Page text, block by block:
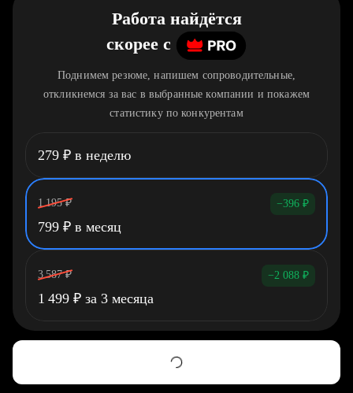
Работа найдётся
скорее c
Поднимем резюме, напишем сопроводительные,
откликнемся за вас в выбранные компании и покажем
статистику по конкурентам
279 ₽ в неделю
1 195 ₽ −396 ₽
799 ₽ в месяц
3 587 ₽ −2 088 ₽
1 499 ₽ за 3 месяца